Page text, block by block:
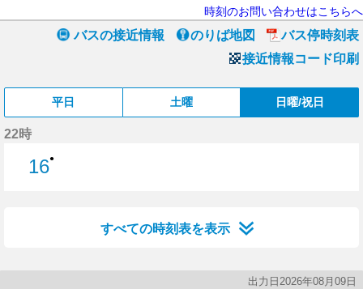
時刻のお問い合わせはこちらへ
バスの接近情報 のりば地図
バス停時刻表
接近情報コード印刷
平日 土曜 日曜/祝日
22時
16●
すべての時刻表を表示
出力日2026年08月09日